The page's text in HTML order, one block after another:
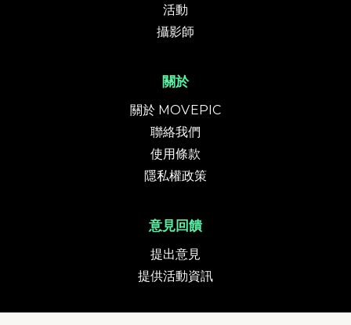
活動
攝影師
關於
關於 MOVEPIC
聯絡我們
使用條款
隱私權政策
意見回饋
提出意見
提供活動資訊